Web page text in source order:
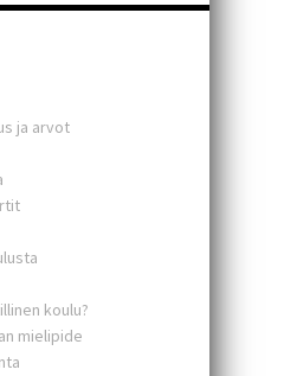
ja arvot
koulu?
mielipide